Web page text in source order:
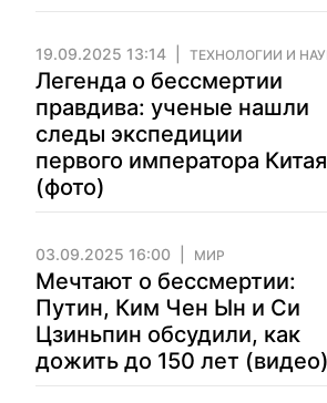
19.09.2025 13:14 ТЕХНОЛОГИИ И
Легенда о бессмертии
правдива: ученые нашли
следы экспедиции
первого императора Китая
(фото)
03.09.2025 16:00 МИР
Мечтают о бессмертии:
Путин, Ким Чен Ын и Си
Цзиньпин обсудили, как
дожить до 150 лет (видео)